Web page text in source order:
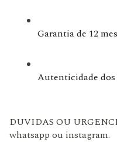
Garantia de 12
Autenticidade dos
DUVIDAS OU
whatsapp ou instagram.